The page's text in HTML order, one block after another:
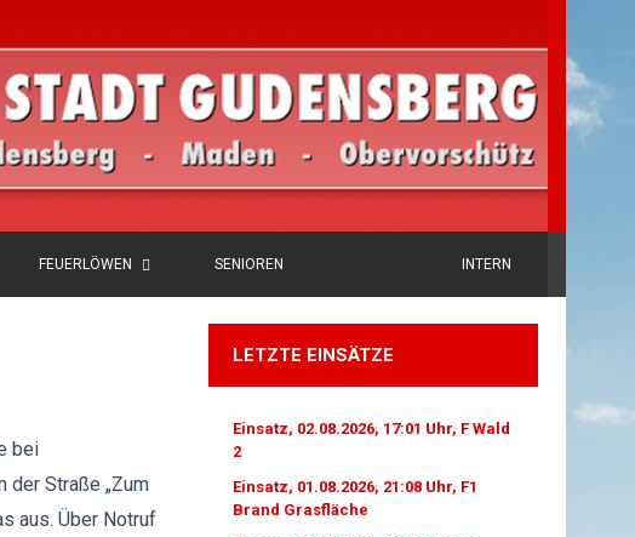
FEUERLÖWEN SENIOREN INTERN
bei
der Straße „Zum
aus. Über Notruf
LETZTE EINSÄTZE
Einsatz, 02.08.2026, 17:01 Uhr, F Wald
2
Einsatz, 01.08.2026, 21:08 Uhr, F1
Brand Grasfläche